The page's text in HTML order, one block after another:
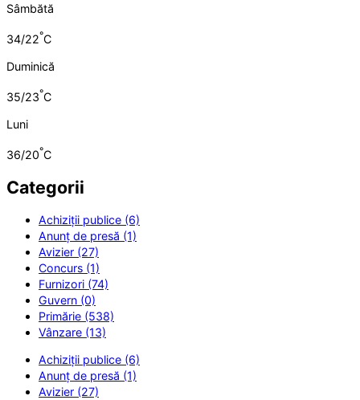
Sâmbătă
34/22°C
Duminică
35/23°C
Luni
36/20°C
Categorii
Achiziții publice (6)
Anunț de presă (1)
Avizier (27)
Concurs (1)
Furnizori (74)
Guvern (0)
Primărie (538)
Vânzare (13)
Achiziții publice (6)
Anunț de presă (1)
Avizier (27)